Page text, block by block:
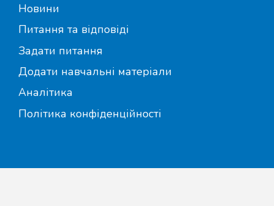
Новини
Питання та відповіді
Задати питання
Додати навчальні матеріали
Аналітика
Політика конфіденційності